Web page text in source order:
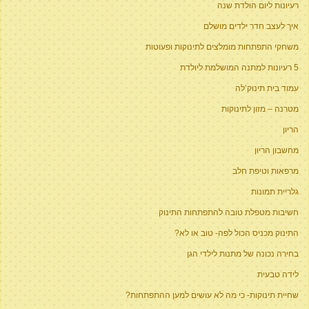
רעיונות ליום הולדת שנה
איך לעצב חדר ילדים מושלם
משחקי התפתחות מומלצים לתינוקות ופעוטות
5 רעיונות למתנה המושלמת ליולדת
עמוד בית תינוק’לה
מטרנה – מזון לתינוקות
הריון
מחשבון הריון
מרפאות וטיפת חלב
גלריית תמונות
חשיבות מטפלת טובה להתפתחות התינוק
התינוק מכניס הכול לפה- טוב או לא?
בחירה נכונה של מתנות לילדי הגן
לידה טבעית
שחיית תינוקות- כי מה לא עושים למען ההתפתחות?